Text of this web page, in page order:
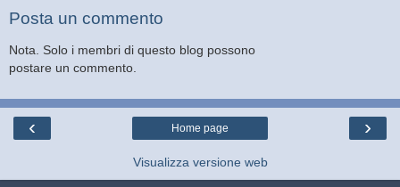
Posta un commento
Nota. Solo i membri di questo blog possono
postare un commento.
‹ ›
Home page
Visualizza versione web